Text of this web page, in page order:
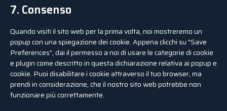
7. Consenso
Quando visiti il sito web per la prima volta, noi mostreremo un
popup con una spiegazione dei cookie. Appena clicchi su "Save
Preferences", dai il permesso a noi di usare le categorie di cookie
e plugin come descritto in questa dichiarazione relativa ai popup e
cookie. Puoi disabilitare i cookie attraverso il tuo browser, ma
prendi in considerazione, che il nostro sito web potrebbe non
funzionare più correttamente.